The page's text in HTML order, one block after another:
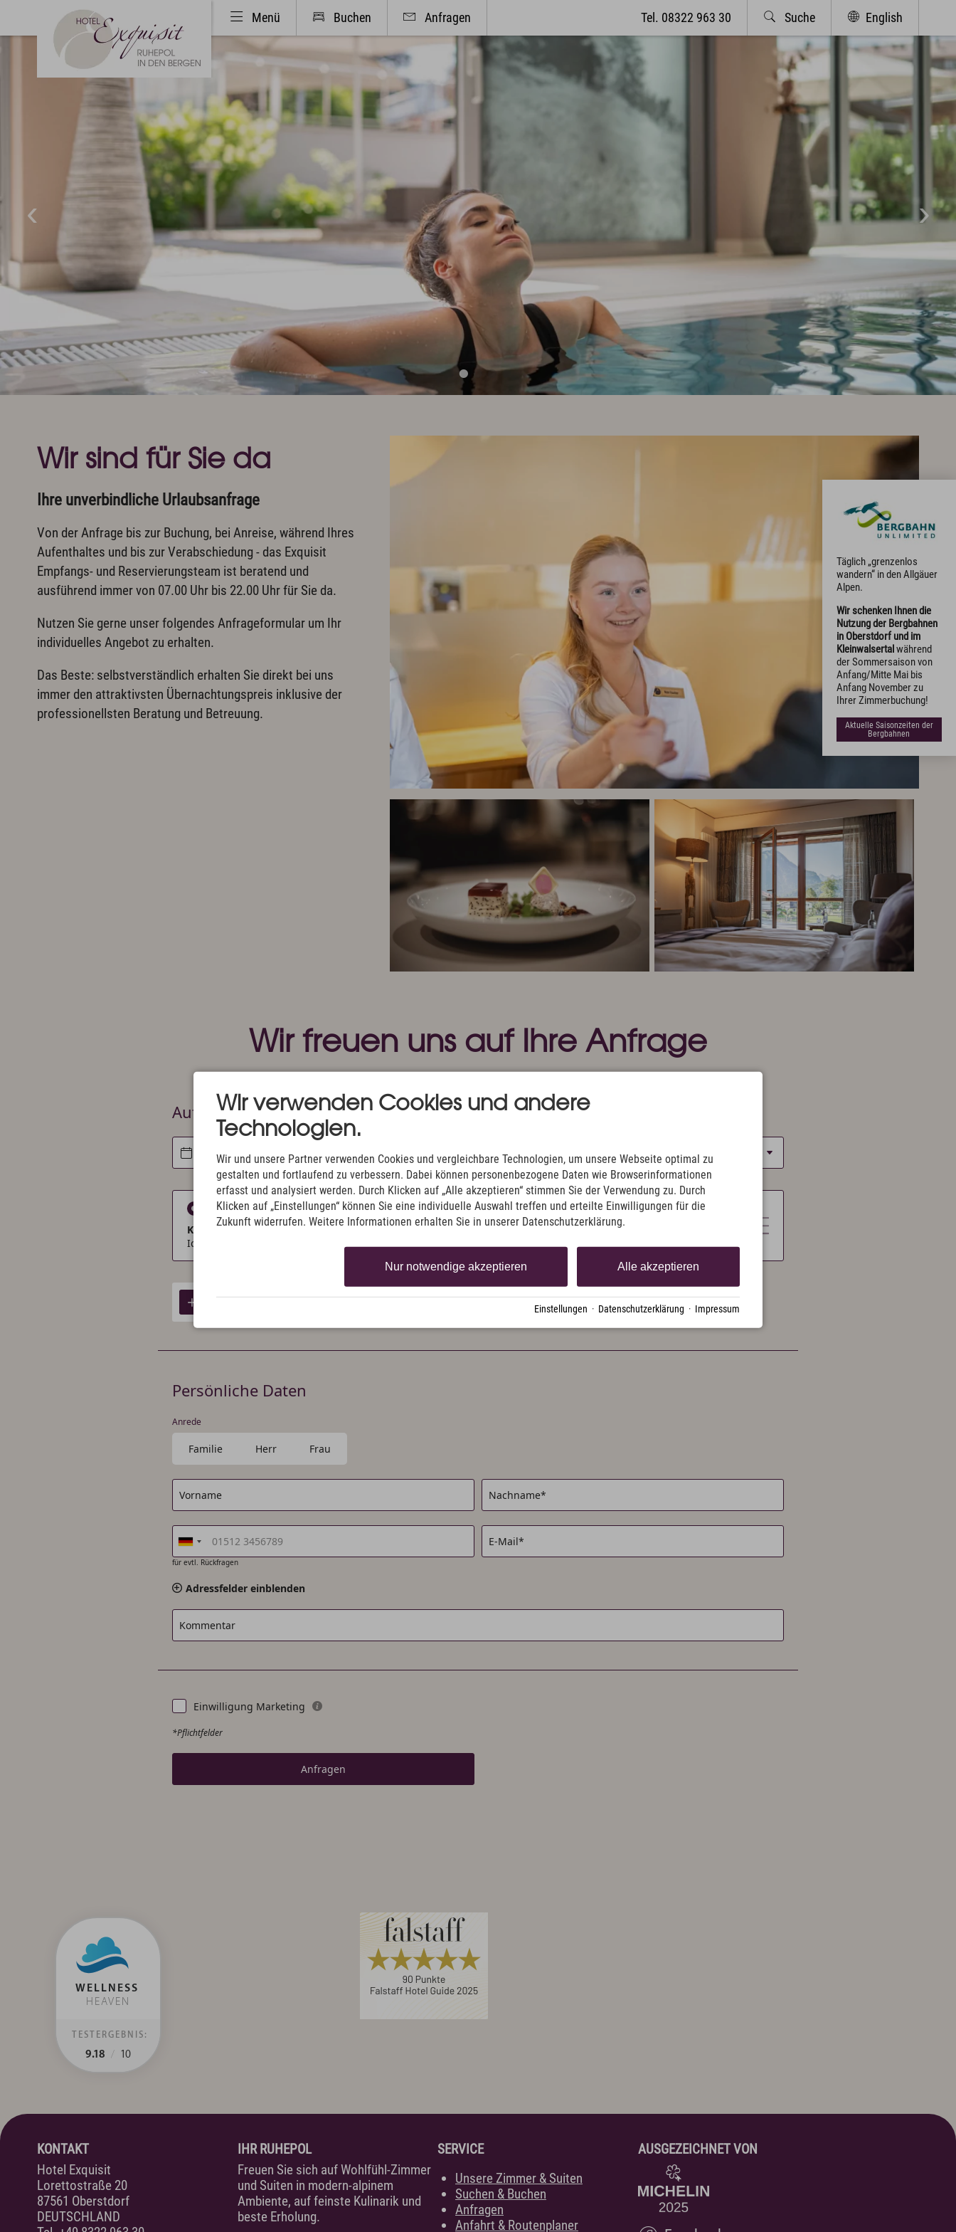
Menü Buchen Anfragen Tel. 08322 963 30 Suche English
Webcams & Wetterbericht Eventkalender
Hotel & Ruhepol
Einzigartige Lage
Philosophie & Architektur
Das Exquisit-Team
Bilder & Impressionen
Hotelbewertungen
Zimmer & Angebote
Zimmer, Suiten & Preise
Exquisite Angebote
Inklusivleistungen
Allgäu Walser Pass Premium
Exquisit Business - Tagen & Feiern
Events
Feiern & Hochzeiten
Wellness & Spa
Übersichtsplan & Öffnungszeiten
Spa Bereich
Spa Anwendungen
Ruheoasen
Sport & Aktiv
Golf mit Ausblick
Aktivprogramm inklusive
Fahrradverleih
Tennis
Indoor Fitness
Exquisit Bergwanderwochen 2026
Eventkalender
Exquisit Eisgala
Allgäuer Abend
Musik im Hotel
Kunst im Hotel
Info & Service
Kontakt
Anreise
Wissenswertes & AGB
Newsletter & Downloads
Hotelgutschein
Exquisit Produkte
Sommer Aktiv
Winter Aktiv
Sehenswertes
Kultur & Tradition
Oberstdorf in Bewegtbildern
Webcams & Wetterbericht
Newsletter & Downloads Wissenswertes & AGB
Wir sind für Sie da
Ihre unverbindliche Urlaubsanfrage
Von der Anfrage bis zur Buchung, bei Anreise, während Ihres
Aufenthaltes und bis zur Verabschiedung - das Exquisit
Empfangs- und Reservierungsteam ist beratend und
ausführend immer von 07.00 Uhr bis 22.00 Uhr für Sie da.
Nutzen Sie gerne unser folgendes Anfrageformular um Ihr
individuelles Angebot zu erhalten.
Das Beste: selbstverständlich erhalten Sie direkt bei uns
immer den attraktivsten Übernachtungspreis inklusive der
professionellsten Beratung und Betreuung.
Täglich „grenzenlos
wandern“ in den Allgäuer
Alpen.
Wir schenken Ihnen die
Nutzung der Bergbahnen
in Oberstdorf und im
Kleinwalsertalwährend
der Sommersaison von
Anfang/Mitte Mai bis
Anfang November zu
Ihrer Zimmerbuchung!
Aktuelle Saisonzeiten der
Bergbahnen
Wir freuen uns auf Ihre Anfrage
WELLNESS
HEAVEN
TESTERGEBNIS:
9.18 / 10
KONTAKT
Hotel Exquisit
Lorettostraße 20
87561 Oberstdorf
DEUTSCHLAND
IHR RUHEPOL
Freuen Sie sich auf Wohlfühl-Zimmer
und Suiten in modern-alpinem
Ambiente, auf feinste Kulinarik und
beste Erholung.
SERVICE
Unsere Zimmer & Suiten
Suchen & Buchen
Anfragen
Anfahrt & Routenplaner
AUSGEZEICHNET VON
Wir verwenden Cookies und andere
Technologien.
Wir und unsere Partner verwenden Cookies und vergleichbare Technologien, um unsere Webseite optimal zu
gestalten und fortlaufend zu verbessern. Dabei können personenbezogene Daten wie Browserinformationen
erfasst und analysiert werden. Durch Klicken auf „Alle akzeptieren“ stimmen Sie der Verwendung zu. Durch
Klicken auf „Einstellungen“ können Sie eine individuelle Auswahl treffen und erteilte Einwilligungen für die
Zukunft widerrufen. Weitere Informationen erhalten Sie in unserer Datenschutzerklärung.
Alle akzeptieren
Nur notwendige akzeptieren
Einstellungen · Datenschutzerklärung · Impressum